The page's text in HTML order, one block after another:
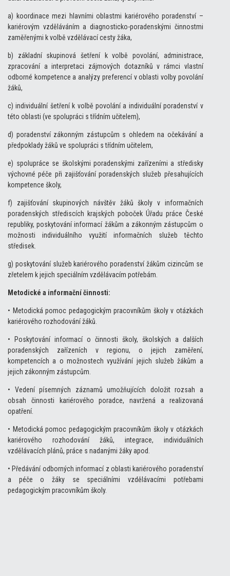
a) koordinace mezi hlavními oblastmi kariérového poradenství –
kariérovým vzděláváním a diagnosticko-poradenskými činnostmi
zaměřenými k volbě vzdělávací cesty žáka,
b) základní skupinová šetření k volbě povolání, administrace,
zpracování a interpretaci zájmových dotazníků v rámci vlastní
odborné kompetence a analýzy preferencí v oblasti volby povolání
žáků,
c) individuální šetření k volbě povolání a individuální poradenství v
této oblasti (ve spolupráci s třídním učitelem),
d) poradenství zákonným zástupcům s ohledem na očekávání a
předpoklady žáků ve spolupráci s třídním učitelem,
e) spolupráce se školskými poradenskými zařízeními a středisky
výchovné péče při zajišťování poradenských služeb přesahujících
kompetence školy,
f) zajišťování skupinových návštěv žáků školy v informačních
poradenských střediscích krajských poboček Úřadu práce České
republiky, poskytování informací žákům a zákonným zástupcům o
možnosti individuálního využití informačních služeb těchto
středisek.
g) poskytování služeb kariérového poradenství žákům cizincům se
zřetelem k jejich speciálním vzdělávacím potřebám.
Metodické a informační činnosti:
• Metodická pomoc pedagogickým pracovníkům školy v otázkách
kariérového rozhodování žáků.
• Poskytování informací o činnosti školy, školských a dalších
poradenských zařízeních v regionu, o jejich zaměření,
kompetencích a o možnostech využívání jejich služeb žákům a
jejich zákonným zástupcům.
• Vedení písemných záznamů umožňujících doložit rozsah a
obsah činnosti kariérového poradce, navržená a realizovaná
opatření.
• Metodická pomoc pedagogickým pracovníkům školy v otázkách
kariérového rozhodování žáků, integrace, individuálních
vzdělávacích plánů, práce s nadanými žáky apod.
• Předávání odborných informací z oblasti kariérového poradenství
a péče o žáky se speciálními vzdělávacími potřebami
pedagogickým pracovníkům školy.